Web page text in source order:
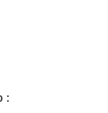
: